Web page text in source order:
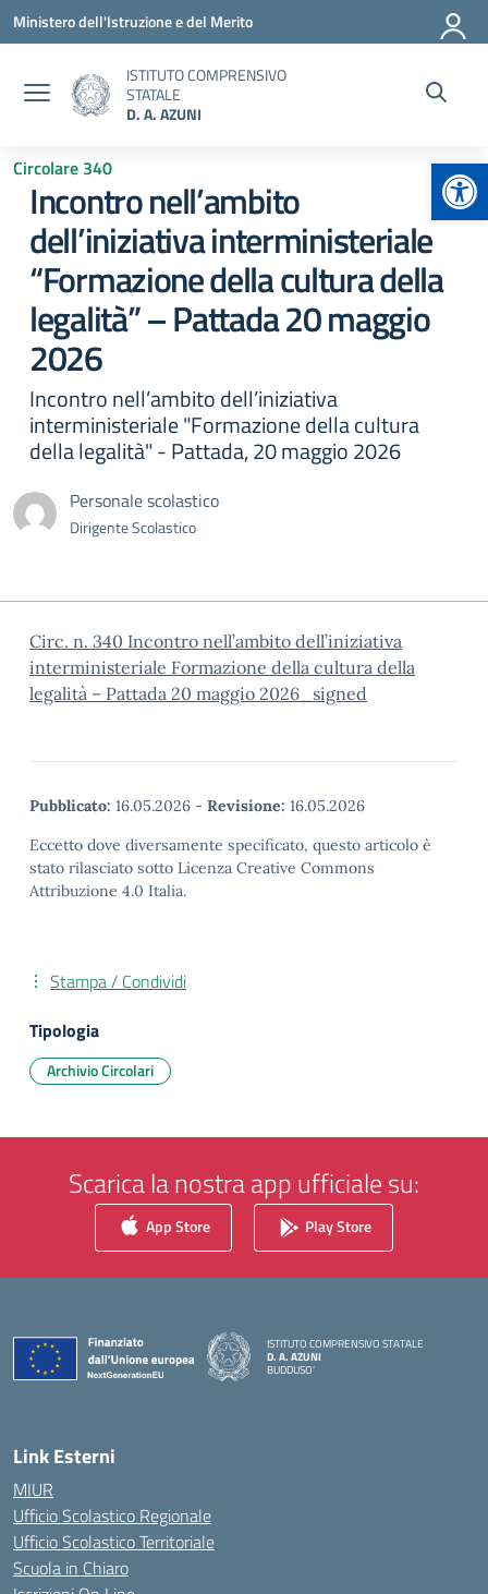
Vai ai contenuti
Vai al menu di navigazione
Vai al footer
Ministero dell'Istruzione e del Merito
ISTITUTO COMPRENSIVO
STATALE
D. A. AZUNI
Circolare 340
Incontro nell’ambito
dell’iniziativa interministeriale
“Formazione della cultura della
legalità” – Pattada 20 maggio
2026
Incontro nell’ambito dell’iniziativa
interministeriale "Formazione della cultura
della legalità" - Pattada, 20 maggio 2026
Personale scolastico
Dirigente Scolastico
Circ. n. 340 Incontro nell’ambito dell’iniziativa
interministeriale Formazione della cultura della
legalità – Pattada 20 maggio 2026_signed
Pubblicato: 16.05.2026 - Revisione: 16.05.2026
Eccetto dove diversamente specificato, questo articolo è
stato rilasciato sotto Licenza Creative Commons
Attribuzione 4.0 Italia.
Stampa / Condividi
Tipologia
Archivio Circolari
Scarica la nostra app ufficiale su:
App Store Play Store
ISTITUTO COMPRENSIVO STATALE
D. A. AZUNI
BUDDUSO'
Link Esterni
MIUR
Ufficio Scolastico Regionale
Ufficio Scolastico Territoriale
Scuola in Chiaro